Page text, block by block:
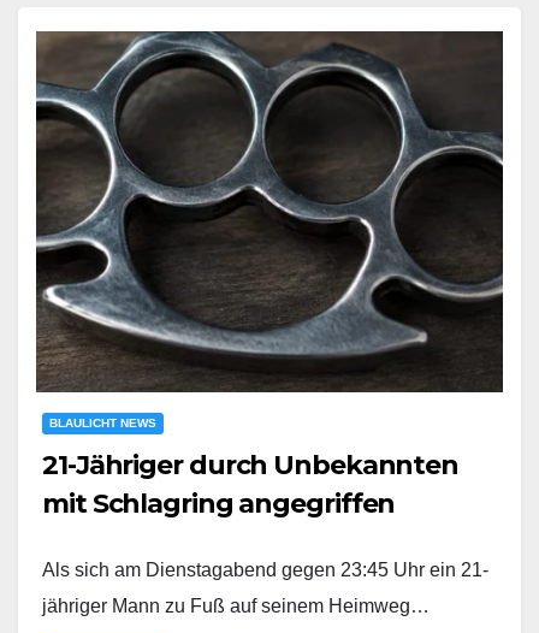
BLAULICHT NEWS
21-Jähriger durch Unbekannten
mit Schlagring angegriffen
Als sich am Dienstagabend gegen 23:45 Uhr ein 21-
jähriger Mann zu Fuß auf seinem Heimweg…